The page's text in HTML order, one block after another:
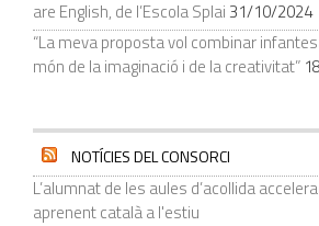
are English, de l’Escola Splai 31/10/2024
“La meva proposta vol combinar
món de la imaginació i de la creativitat”
NOTÍCIES DEL CONSORCI
L’alumnat de les aules d’acollida
aprenent català a l'estiu